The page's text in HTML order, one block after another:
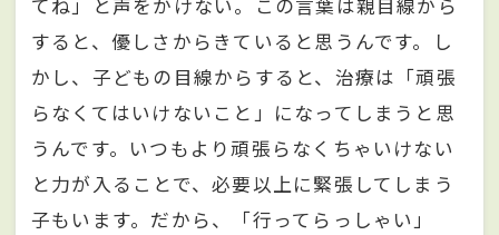
てね」と声をかけない。この言葉は親目線から
すると、優しさからきていると思うんです。し
かし、子どもの目線からすると、治療は「頑張
らなくてはいけないこと」になってしまうと思
うんです。いつもより頑張らなくちゃいけない
と力が入ることで、必要以上に緊張してしまう
子もいます。だから、「行ってらっしゃい」